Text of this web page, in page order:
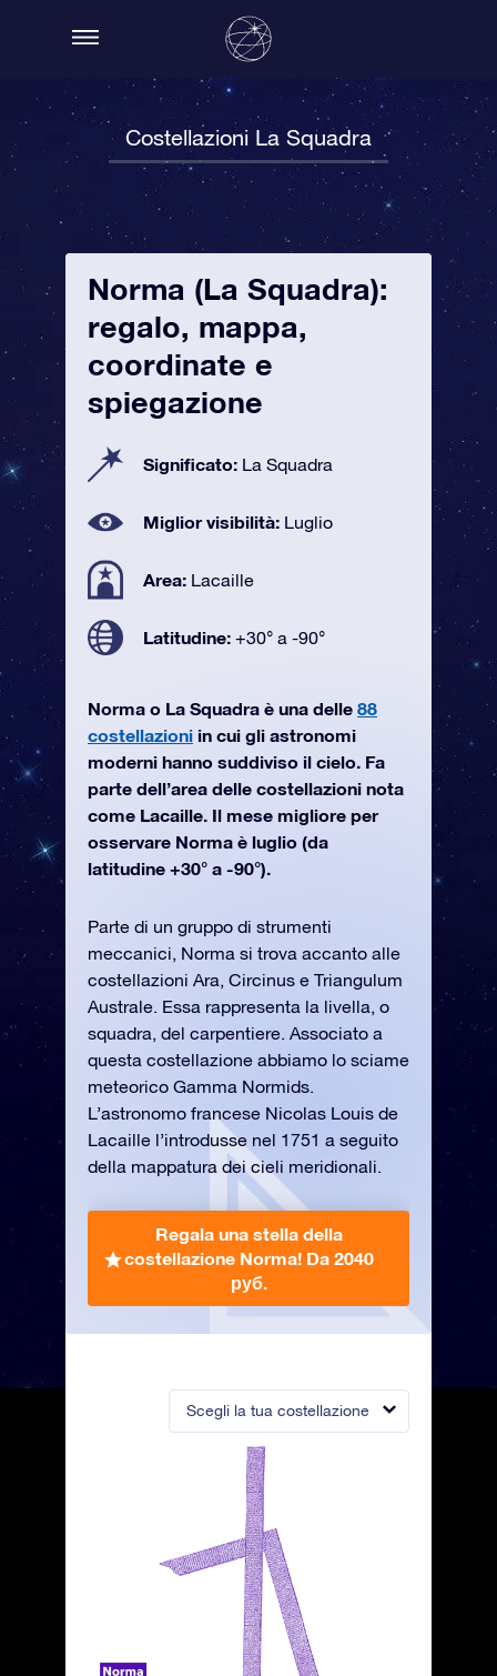
Costellazioni La Squadra
Scegli la tua costellazione
Norma (La Squadra):
regalo, mappa,
coordinate e
spiegazione
Significato: La Squadra
Miglior visibilità: Luglio
Area: Lacaille
Latitudine: +30° a -90°
Norma o La Squadra è una delle 88
costellazioni in cui gli astronomi
moderni hanno suddiviso il cielo. Fa
parte dell’area delle costellazioni nota
come Lacaille. Il mese migliore per
osservare Norma è luglio (da
latitudine +30° a -90°).
Parte di un gruppo di strumenti
meccanici, Norma si trova accanto alle
costellazioni Ara, Circinus e Triangulum
Australe. Essa rappresenta la livella, o
squadra, del carpentiere. Associato a
questa costellazione abbiamo lo sciame
meteorico Gamma Normids.
L’astronomo francese Nicolas Louis de
Lacaille l’introdusse nel 1751 a seguito
della mappatura dei cieli meridionali.
Regala una stella della
costellazione Norma! Da 2040
руб.